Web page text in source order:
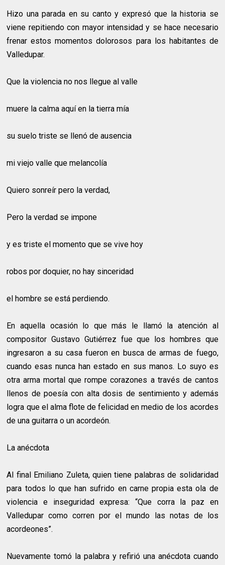
Hizo una parada en su canto y expresó que la historia se
viene repitiendo con mayor intensidad y se hace necesario
frenar estos momentos dolorosos para los habitantes de
Valledupar.
Que la violencia no nos llegue al valle
muere la calma aquí en la tierra mía
su suelo triste se llenó de ausencia
mi viejo valle que melancolía
Quiero sonreír pero la verdad,
Pero la verdad se impone
y es triste el momento que se vive hoy
robos por doquier, no hay sinceridad
el hombre se está perdiendo.
En aquella ocasión lo que más le llamó la atención al
compositor Gustavo Gutiérrez fue que los hombres que
ingresaron a su casa fueron en busca de armas de fuego,
cuando esas nunca han estado en sus manos. Lo suyo es
otra arma mortal que rompe corazones a través de cantos
llenos de poesía con alta dosis de sentimiento y además
logra que el alma flote de felicidad en medio de los acordes
de una guitarra o un acordeón.
La anécdota
Al final Emiliano Zuleta, quien tiene palabras de solidaridad
para todos lo que han sufrido en carne propia esta ola de
violencia e inseguridad expresa: “Que corra la paz en
Valledupar como corren por el mundo las notas de los
acordeones”.
Nuevamente tomó la palabra y refirió una anécdota cuando